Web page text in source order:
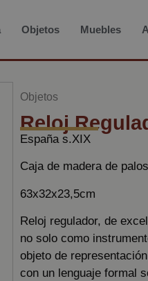
Objetos Muebles
Objetos
Reloj
España s.XIX
Caja de madera de
63x32x23,5cm
Reloj regulador, de
no solo como
objeto de
con un lenguaje formal